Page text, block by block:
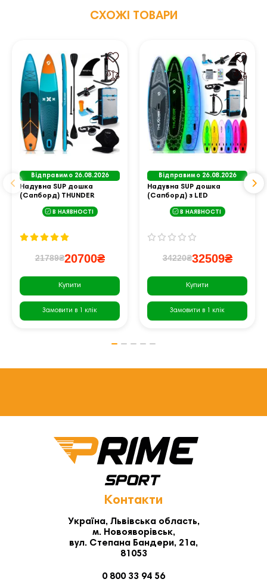
СХОЖІ ТОВАРИ
Відправимо 26.08.2026
Надувна SUP дошка
(Сапборд) THUNDER
В НАЯВНОСТІ
21789₴20700₴
Купити
Замовити в 1 клік
Відправимо 26.08.2026
Надувна SUP дошка
(Сапборд) з LED
LUMOS 320В НАЯВНОСТІ
34220₴32509₴
Купити
Замовити в 1 клік
Контакти
Україна, Львівська область,
м. Новояворівськ,
вул. Степана Бандери, 21а,
81053
0 800 33 94 56